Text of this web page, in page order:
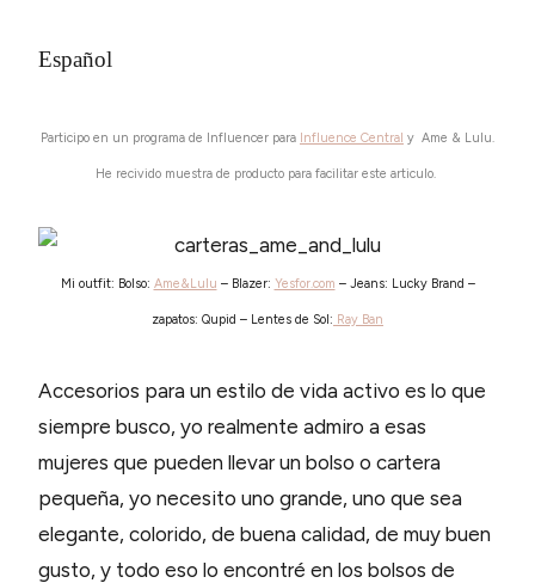
Español
Participo en un programa de Influencer para Influence Central y Ame & Lulu.
He recivido muestra de producto para facilitar este articulo.
Mi outfit: Bolso: Ame&Lulu – Blazer: Yesfor.com – Jeans: Lucky Brand –
zapatos: Qupid – Lentes de Sol: Ray Ban
Accesorios para un estilo de vida activo es lo que
siempre busco, yo realmente admiro a esas
mujeres que pueden llevar un bolso o cartera
pequeña, yo necesito uno grande, uno que sea
elegante, colorido, de buena calidad, de muy buen
gusto, y todo eso lo encontré en los bolsos de